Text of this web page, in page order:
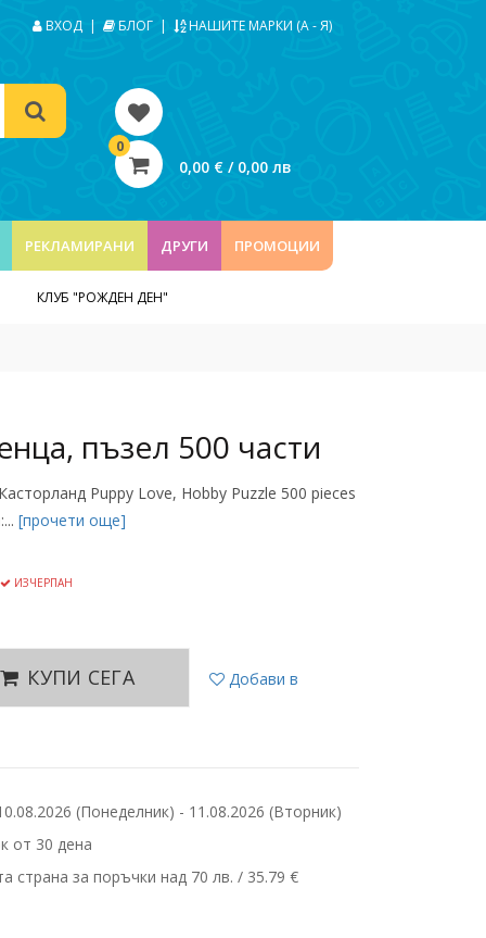
ВХОД | БЛОГ | НАШИТЕ МАРКИ (А - Я)
0
0,00 € / 0,00 лв
РЕКЛАМИРАНИ ДРУГИ ПРОМОЦИИ
КЛУБ "РОЖДЕН ДЕН"
пъзел 500 части
Puppy Love, Hobby Puzzle 500 pieces
[прочети още]
ИЗЧЕРПАН
КУПИ СЕГА
Добави в
(Понеделник) - 11.08.2026 (Вторник)
от 30 дена
страна за поръчки над 70 лв. / 35.79 €